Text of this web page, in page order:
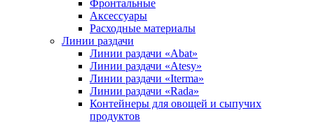
Фронтальные
Аксессуары
Расходные материалы
Линии раздачи
Линии раздачи «Abat»
Линии раздачи «Atesy»
Линии раздачи «Iterma»
Линии раздачи «Rada»
Контейнеры для овощей и сыпучих
продуктов